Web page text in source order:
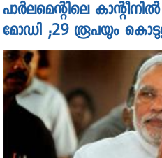
പാര്‍ലമെന്റിലെ
മോഡി ;29 രൂപയും